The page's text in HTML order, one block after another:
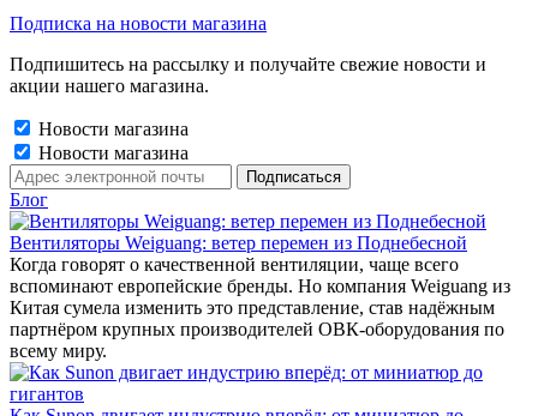
Подписка на новости магазина
Подпишитесь на рассылку и получайте свежие новости и
акции нашего магазина.
Новости магазина
Новости магазина
Блог
Вентиляторы Weiguang: ветер перемен из Поднебесной
Когда говорят о качественной вентиляции, чаще всего
вспоминают европейские бренды. Но компания Weiguang из
Китая сумела изменить это представление, став надёжным
партнёром крупных производителей ОВК-оборудования по
всему миру.